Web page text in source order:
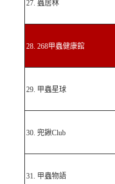
27. 蟲居林
28. 268甲蟲健康館
29. 甲蟲星球
30. 兜鍬Club
31. 甲蟲物語